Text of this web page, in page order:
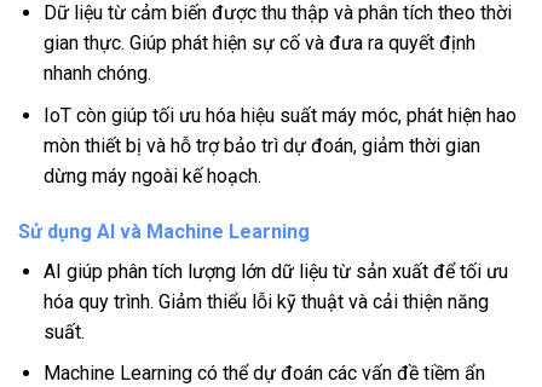
Dữ liệu từ cảm biến được thu thập và phân tích theo thời
gian thực. Giúp phát hiện sự cố và đưa ra quyết định
nhanh chóng.
IoT còn giúp tối ưu hóa hiệu suất máy móc, phát hiện hao
mòn thiết bị và hỗ trợ bảo trì dự đoán, giảm thời gian
dừng máy ngoài kế hoạch.
Sử dụng AI và Machine Learning
AI giúp phân tích lượng lớn dữ liệu từ sản xuất để tối ưu
hóa quy trình. Giảm thiểu lỗi kỹ thuật và cải thiện năng
suất.
Machine Learning có thể dự đoán các vấn đề tiềm ẩn